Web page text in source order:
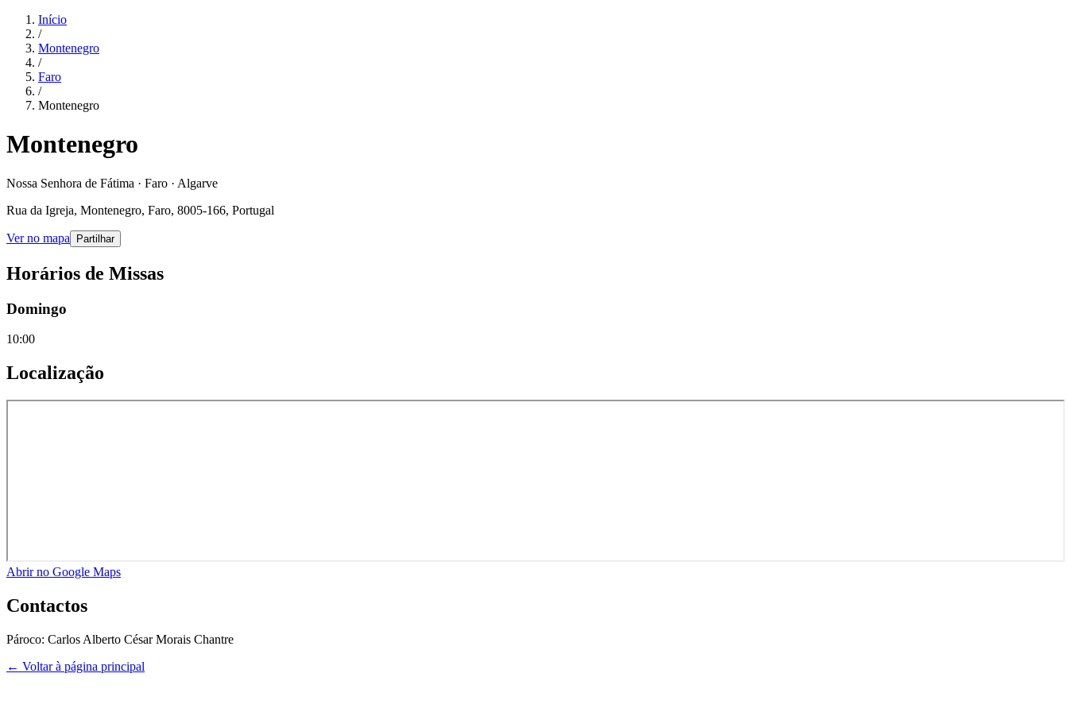
Início
/
Montenegro
/
Faro
/
Montenegro
Montenegro
Nossa Senhora de Fátima · Faro · Algarve
Rua da Igreja, Montenegro, Faro, 8005-166, Portugal
Ver no mapa Partilhar
Horários de Missas
Domingo
10:00
Localização
Abrir no Google Maps
Contactos
Pároco: Carlos Alberto César Morais Chantre
← Voltar à página principal